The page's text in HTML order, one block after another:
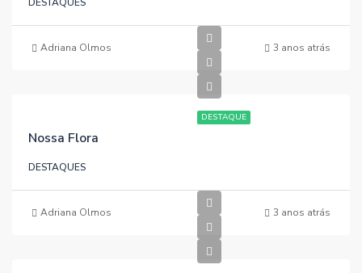
Adriana Olmos 3 anos atrás
DESTAQUE
Nossa Flora
DESTAQUES
Adriana Olmos 3 anos atrás